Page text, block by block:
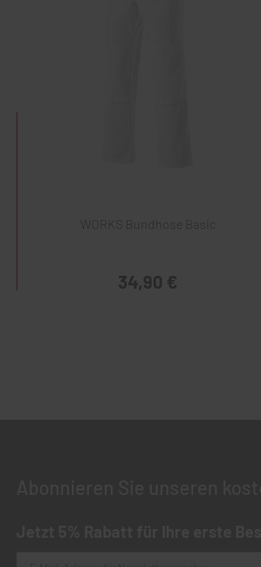
WORKS Bundhose Basic
34,90 €